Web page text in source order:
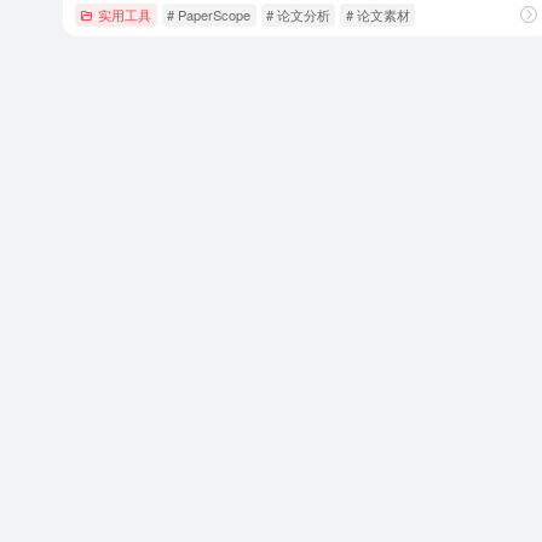
实用工具 # PaperScope # 论文分析 # 论文素材